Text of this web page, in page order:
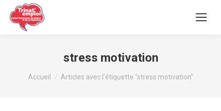
stress motivation
Vous êtes ici :
Accueil Articles avec l’étiquette "stress motivation"